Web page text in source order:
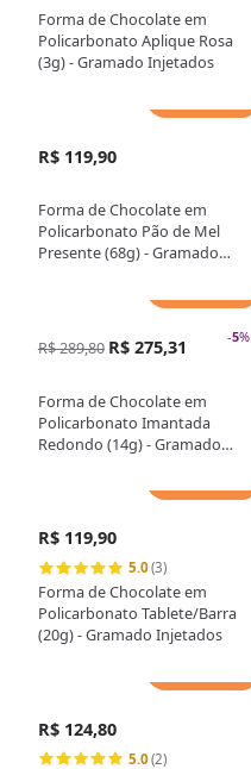
Forma de Chocolate em
Policarbonato Aplique Rosa
(3g) - Gramado Injetados
R$ 119,90
Forma de Chocolate em
Policarbonato Pão de Mel
Presente (68g) - Gramado
-5%
R$ 289,80 R$ 275,31
Forma de Chocolate em
Policarbonato Imantada
Redondo (14g) - Gramado
R$ 119,90
5.0(3)
Forma de Chocolate em
Policarbonato Tablete/Barra
(20g) - Gramado Injetados
R$ 124,80
5.0(2)